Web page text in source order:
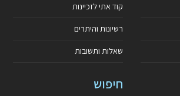
קוד אתי לזכיינות
רשיונות והיתרים
שאלות ותשובות
חיפוש